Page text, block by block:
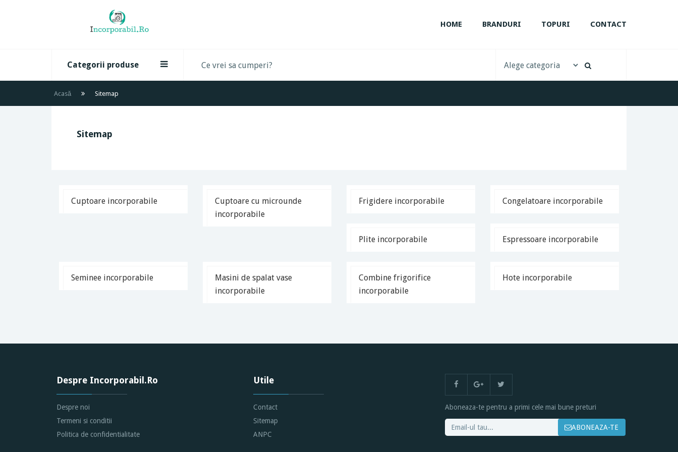
HOME BRANDURI TOPURI CONTACT
Categorii produse
Acasă Sitemap
Sitemap
Cuptoare incorporabile
Cuptoare cu microunde
incorporabile
Frigidere incorporabile Congelatoare incorporabile
Plite incorporabile Espressoare incorporabile
Seminee incorporabile
Masini de spalat vase
incorporabile
Combine frigorifice
incorporabile
Hote incorporabile
Despre Incorporabil.Ro
Despre noi
Termeni si conditii
Politica de confidentialitate
Utile
Contact
Sitemap
ANPC
Aboneaza-te pentru a primi cele mai bune preturi
ABONEAZA-TE